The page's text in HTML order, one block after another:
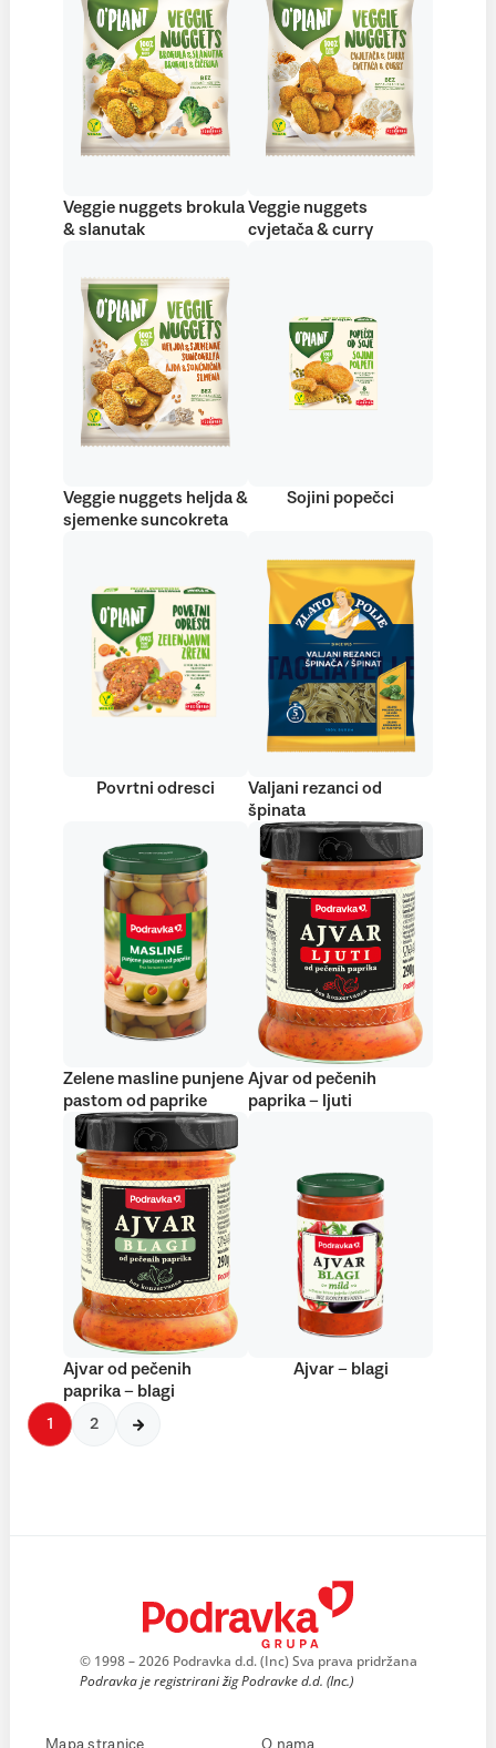
Veggie nuggets brokula
& slanutak
Veggie nuggets
cvjetača & curry
Veggie nuggets heljda &
sjemenke suncokreta
Sojini popečci
Povrtni odresci
Valjani rezanci od
špinata
Zelene masline punjene
pastom od paprike
Ajvar od pečenih
paprika – ljuti
Ajvar od pečenih
paprika – blagi
Ajvar – blagi
1 2
© 1998 – 2026 Podravka d.d. (Inc) Sva prava pridržana
Podravka je registrirani žig Podravke d.d. (Inc.)
Mapa stranice O nama